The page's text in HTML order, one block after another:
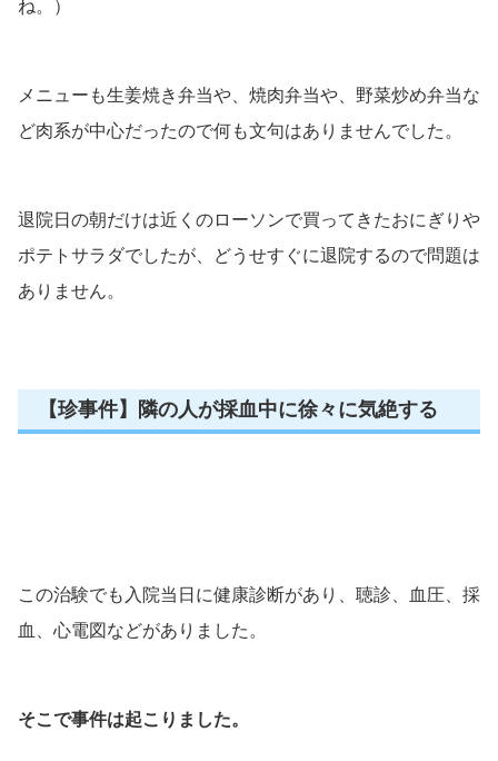
ね。）
メニューも生姜焼き弁当や、焼肉弁当や、野菜炒め弁当な
ど肉系が中心だったので何も文句はありませんでした。
退院日の朝だけは近くのローソンで買ってきたおにぎりや
ポテトサラダでしたが、どうせすぐに退院するので問題は
ありません。
【珍事件】隣の人が採血中に徐々に気絶する
この治験でも入院当日に健康診断があり、聴診、血圧、採
血、心電図などがありました。
そこで事件は起こりました。